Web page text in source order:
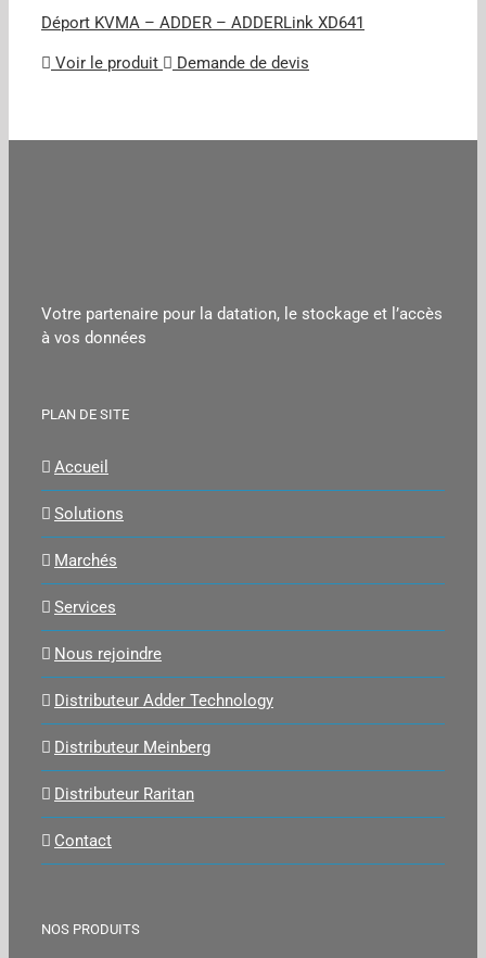
Déport KVMA – ADDER – ADDERLink XD641
Voir le produit Demande de devis
Votre partenaire pour la datation, le stockage et l’accès
à vos données
PLAN DE SITE
Accueil
Solutions
Marchés
Services
Nous rejoindre
Distributeur Adder Technology
Distributeur Meinberg
Distributeur Raritan
Contact
NOS PRODUITS